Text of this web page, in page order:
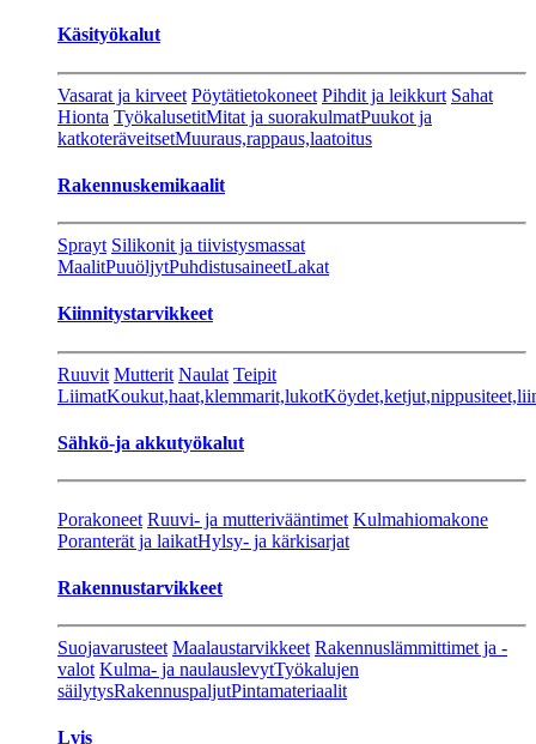
Käsityökalut
Vasarat ja kirveet Pöytätietokoneet Pihdit ja leikkurt Sahat
Hionta TyökalusetitMitat ja suorakulmatPuukot ja
katkoteräveitsetMuuraus,rappaus,laatoitus
Rakennuskemikaalit
Sprayt Silikonit ja tiivistysmassat
MaalitPuuöljytPuhdistusaineetLakat
Kiinnitystarvikkeet
Ruuvit Mutterit Naulat Teipit
LiimatKoukut,haat,klemmarit,lukot
Sähkö-ja akkutyökalut
Porakoneet Ruuvi- ja mutterivääntimet Kulmahiomakone
Poranterät ja laikatHylsy- ja kärkisarjat
Rakennustarvikkeet
Suojavarusteet Maalaustarvikkeet Rakennuslämmittimet ja -
valot Kulma- ja naulauslevytTyökalujen
säilytysRakennuspaljutPintamateriaalit
Lvis